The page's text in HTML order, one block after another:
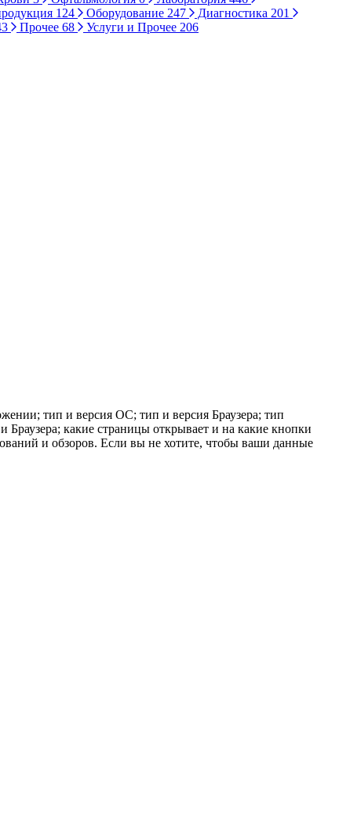
124 Оборудование 247 Диагностика 201
Прочее 68 Услуги и Прочее 206
тип и версия ОС; тип и версия Браузера; тип
Браузера; какие страницы открывает и на какие кнопки
и обзоров. Если вы не хотите, чтобы ваши данные